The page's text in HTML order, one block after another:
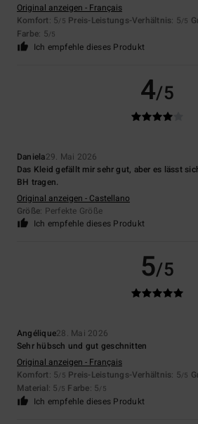
Original anzeigen - Français
Komfort: 5/5 Preis-Leistungs-Verhältnis: 5/5
Farbe: 5/5
Ich empfehle dieses Produkt
4/5
Daniela29. Mai 2026
Das Kleid gefällt mir sehr gut, aber es lässt
BH tragen.
Original anzeigen - Castellano
Größe: Perfekte Größe
Ich empfehle dieses Produkt
5/5
Angélique28. Mai 2026
Sehr hübsch und gut geschnitten
Original anzeigen - Français
Komfort: 5/5 Preis-Leistungs-Verhältnis: 5/5
Material: 5 /5 Farbe: 5/5
Ich empfehle dieses Produkt